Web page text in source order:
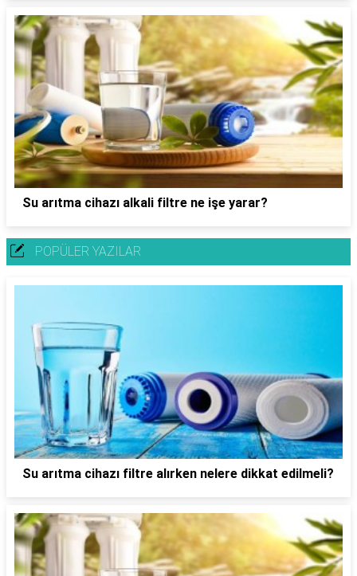
Su arıtma cihazı alkali filtre ne işe yarar?
POPÜLER YAZILAR
Su arıtma cihazı filtre alırken nelere dikkat edilmeli?